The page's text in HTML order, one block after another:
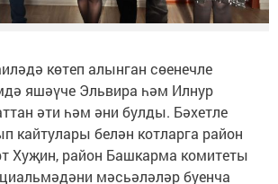
көтеп алынган сөенечле
яшәүче Эльвира һәм Илнур
әти һәм әни булды. Бәхетле
кайтулары белән котларга район
Хуҗин, район Башкарма комитеты
мәсьәләләр буенча